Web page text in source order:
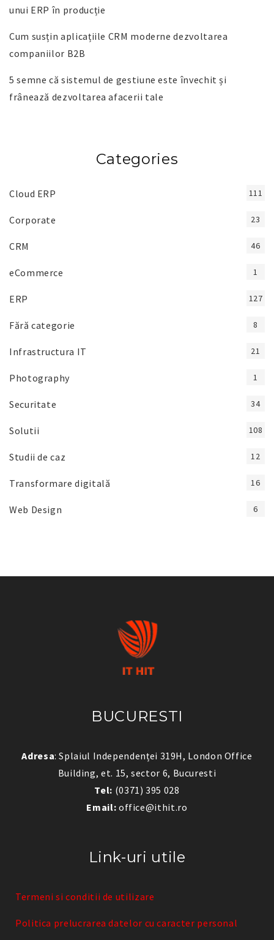
unui ERP în producție
Cum susțin aplicațiile CRM moderne dezvoltarea
companiilor B2B
5 semne că sistemul de gestiune este învechit și
frânează dezvoltarea afacerii tale
Categories
Cloud ERP 111
Corporate 23
CRM 46
eCommerce 1
ERP 127
Fără categorie 8
Infrastructura IT 21
Photography 1
Securitate 34
Solutii 108
Studii de caz 12
Transformare digitală 16
Web Design 6
BUCURESTI
Adresa: Splaiul Independenței 319H, London Office
Building, et. 15, sector 6, Bucuresti
Tel: (0371) 395 028
Email: office@ithit.ro
Link-uri utile
Termeni si conditii de utilizare
Politica prelucrarea datelor cu caracter personal